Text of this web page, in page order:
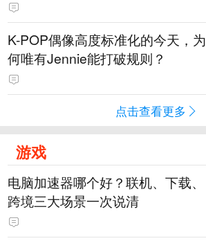
K-POP偶像高度标准化的今天，为
何唯有Jennie能打破规则？
点击查看更多
游戏
电脑加速器哪个好？联机、下载、
跨境三大场景一次说清